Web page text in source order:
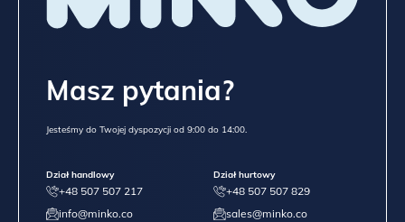
Masz pytania?
Jesteśmy do Twojej dyspozycji od 9:00 do 14:00.
Dział handlowy
+48 507 507 217
info@minko.co
Dział hurtowy
+48 507 507 829
sales@minko.co